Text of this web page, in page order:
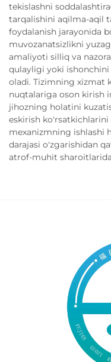
tekislashni
tarqalishini aqilma-aqil
foydalanish jarayonida
muvozanatsizlikni
amaliyoti silliq va
qulayligi yoki
oladi. Tizimning xizmat
nuqtalariga oson kirish
jihozning holatini
eskirish
mexanizmning ishlashi
darajasi o'zgarishidan
atrof-muhit